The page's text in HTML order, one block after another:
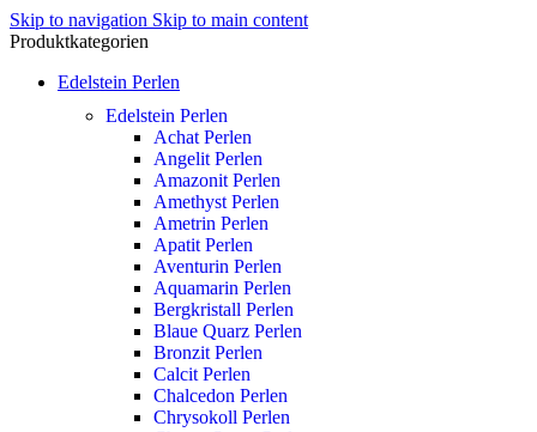
Skip to navigation Skip to main content
Produktkategorien
Edelstein Perlen
Edelstein Perlen
Achat Perlen
Angelit Perlen
Amazonit Perlen
Amethyst Perlen
Ametrin Perlen
Apatit Perlen
Aventurin Perlen
Aquamarin Perlen
Bergkristall Perlen
Blaue Quarz Perlen
Bronzit Perlen
Calcit Perlen
Chalcedon Perlen
Chrysokoll Perlen